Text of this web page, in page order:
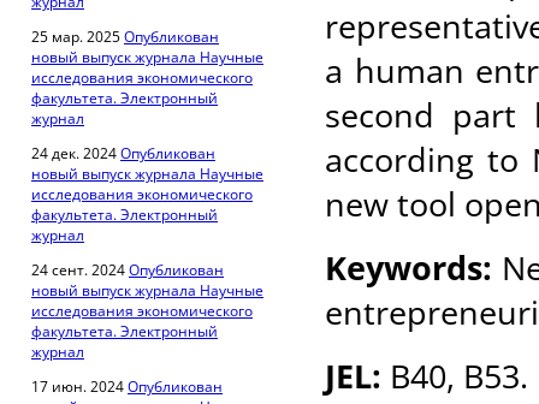
25 мар. 2025Опубликован
новый выпуск журнала Научные
исследования экономического
факультета. Электронный
журнал
24 дек. 2024Опубликован
новый выпуск журнала Научные
исследования экономического
факультета. Электронный
журнал
24 сент. 2024Опубликован
новый выпуск журнала Научные
исследования экономического
факультета. Электронный
журнал
17 июн. 2024Опубликован
a human
second part
according to
new tool
Keywords:
JEL: B40, B53.